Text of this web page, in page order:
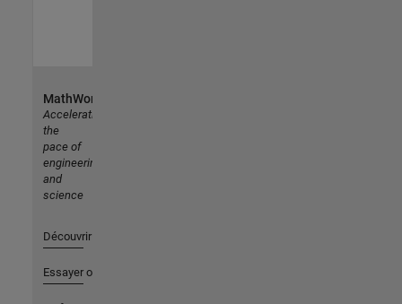
MathWorks
Accelerating
the
pace of
engineering
and
science
Découvrir les produits
Essayer ou acheter